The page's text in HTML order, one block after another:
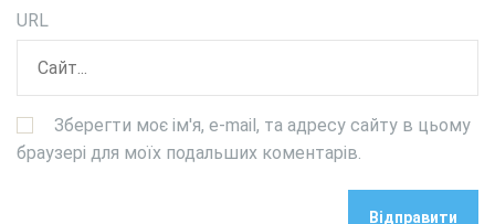
URL
Зберегти моє ім'я, e-mail, та адресу сайту в цьому
браузері для моїх подальших коментарів.